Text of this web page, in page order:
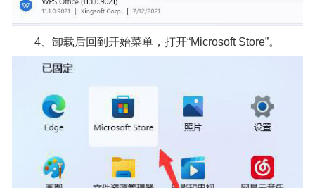
4、卸载后回到开始菜单，打开“Microsoft Store”。